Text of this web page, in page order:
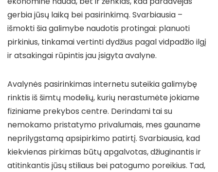
gerbia jūsų laiką bei pasirinkimą. Svarbiausia –
išmokti šia galimybe naudotis protingai: planuoti
pirkinius, tinkamai vertinti dydžius pagal vidpadžio ilgį
ir atsakingai rūpintis jau įsigyta avalyne.
Avalynės pasirinkimas internetu suteikia galimybę
rinktis iš šimtų modelių, kurių nerastumėte jokiame
fiziniame prekybos centre. Derindami tai su
nemokamo pristatymo privalumais, mes gauname
neprilygstamą apsipirkimo patirtį. Svarbiausia, kad
kiekvienas pirkimas būtų apgalvotas, džiuginantis ir
atitinkantis jūsų stiliaus bei patogumo poreikius. Tad,